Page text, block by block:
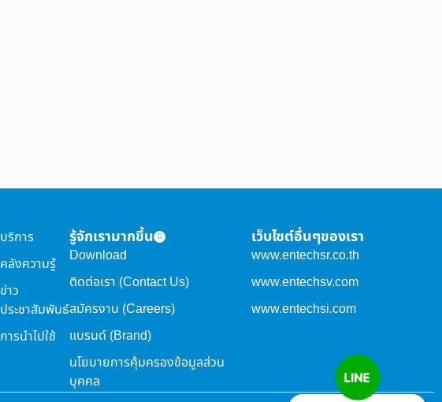
บริการ
คลังความรู้
ข่าว
ประชาสัมพันธ์
การนำไปใช้
รู้จักเรามากขึ้น
Download
ติดต่อเรา (Contact Us)
สมัครงาน (Careers)
แบรนด์ (Brand)
นโยบายการคุ้มครองข้อมูลส่วน
บุคคล
เว็บไซต์อื่นๆของเรา
www.entechsr.co.th
www.entechsv.com
www.entechsi.com